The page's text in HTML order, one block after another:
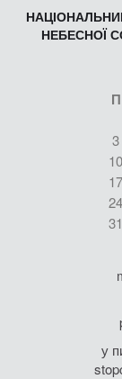
НЕБЕСНОЇ
П
3
10
17
24
31
у